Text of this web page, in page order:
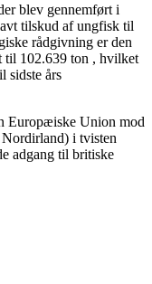
blev gennemført i
tilskud af ungfisk til
rådgivning er den
til 102.639 ton , hvilket
sidste års
Europæiske Union mod
i tvisten
adgang til britiske